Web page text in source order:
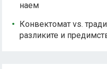
наем
Конвектомат vs.
разликите и